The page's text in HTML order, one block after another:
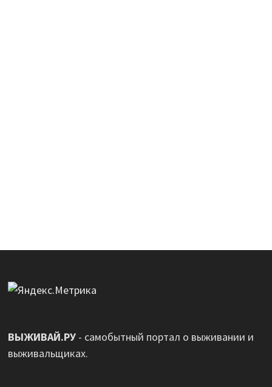
ВЫЖИВАЙ.РУ- самобытный портал о выживании и
выживальщиках.